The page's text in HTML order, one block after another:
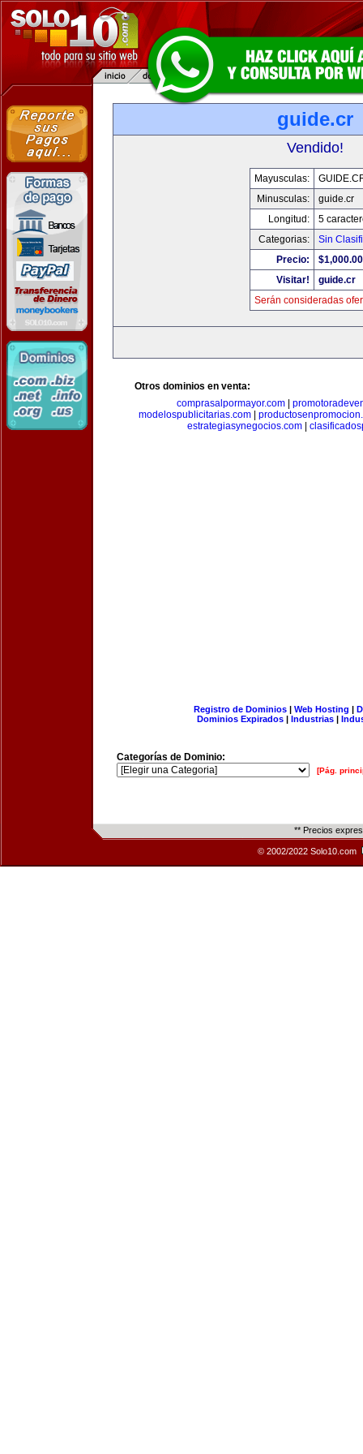
guide.cr
Vendido!
Mayusculas:
Minusculas:
guide.cr
Longitud:
5
Categorias:
Sin
Precio:
$1,000.00
Visitar!
guide.cr
Serán consideradas
Otros dominios en venta:
comprasalpormayor.com|
modelospublicitarias.com
estrategiasynegocios.com
Registro de Dominios| Web Hosting |
Dominios Expirados | Industrias |
Categorías de Dominio:
[Pág.
** Precios
© 2002/2022 Solo10.com